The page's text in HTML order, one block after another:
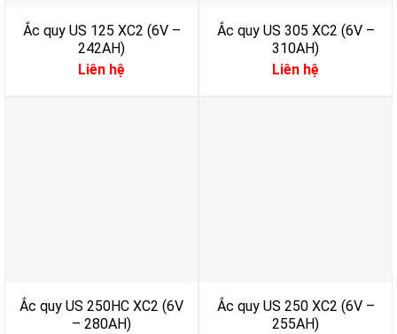
Ắc quy US 125 XC2 (6V –
242AH)
Liên hệ
Ắc quy US 305 XC2 (6V –
310AH)
Liên hệ
Ắc quy US 250HC XC2 (6V
– 280AH)
Ắc quy US 250 XC2 (6V –
255AH)